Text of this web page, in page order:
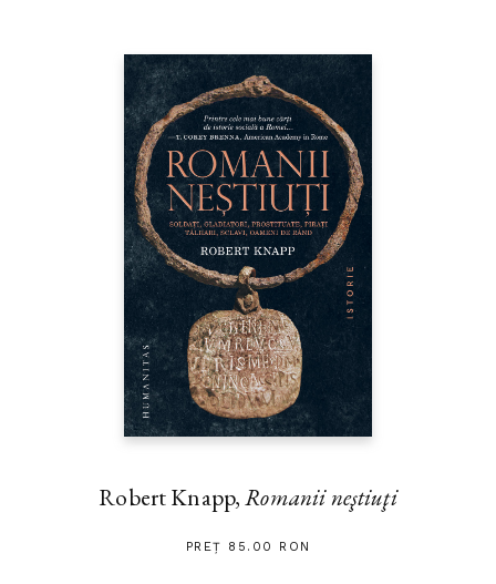
Robert Knapp,Romanii neştiuţi
PREȚ 85.00 RON